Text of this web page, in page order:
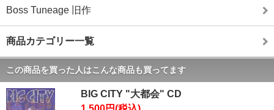
Boss Tuneage 旧作
商品カテゴリー一覧
この商品を買った人はこんな商品も買ってます
BIG CITY "大都会" CD